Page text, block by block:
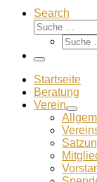
Search
Suche
Suche
Menü
Startseite
Beratung
Verein